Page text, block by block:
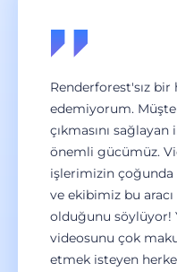
Renderforest'sız bir
edemiyorum.
çıkmasını
önemli gücümüz.
işlerimizin çoğunda
ve ekibimiz bu
olduğunu söylüyor!
videosunu çok
etmek isteyen